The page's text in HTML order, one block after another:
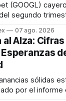
(GOOGL)
segundo
mercado que
07 ago. 2026
Alza:
sólidas
por el informe